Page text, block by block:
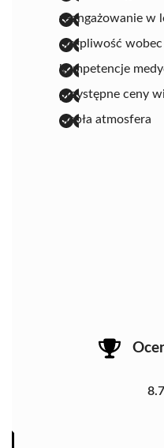
zaangażowanie w
cierpliwość
kompetencje
przystępne ceny
ciepła atmosfera